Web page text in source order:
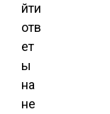
йти
отв
ет
ы
на
не